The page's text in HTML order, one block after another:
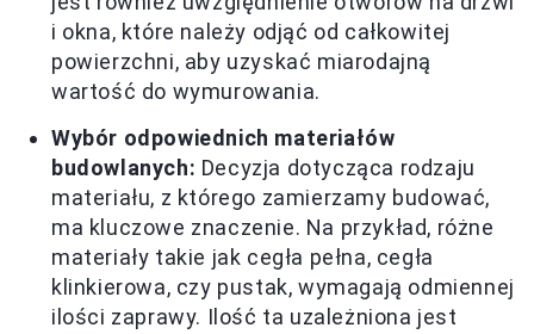
i okna, które należy odjąć od całkowitej
powierzchni, aby uzyskać miarodajną
wartość do wymurowania.
Wybór odpowiednich materiałów
budowlanych: Decyzja dotycząca rodzaju
materiału, z którego zamierzamy budować,
ma kluczowe znaczenie. Na przykład, różne
materiały takie jak cegła pełna, cegła
klinkierowa, czy pustak, wymagają odmiennej
ilości zaprawy. Ilość ta uzależniona jest